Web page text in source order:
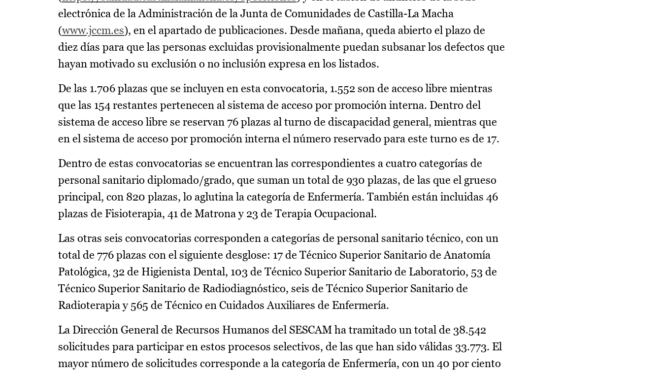
electrónica de la Administración de la Junta de Comunidades de Castilla-La Macha
(www.jccm.es), en el apartado de publicaciones. Desde mañana, queda abierto el plazo de
diez días para que las personas excluidas provisionalmente puedan subsanar los defectos que
hayan motivado su exclusión o no inclusión expresa en los listados.
De las 1.706 plazas que se incluyen en esta convocatoria, 1.552 son de acceso libre mientras
que las 154 restantes pertenecen al sistema de acceso por promoción interna. Dentro del
sistema de acceso libre se reservan 76 plazas al turno de discapacidad general, mientras que
en el sistema de acceso por promoción interna el número reservado para este turno es de 17.
Dentro de estas convocatorias se encuentran las correspondientes a cuatro categorías de
personal sanitario diplomado/grado, que suman un total de 930 plazas, de las que el grueso
principal, con 820 plazas, lo aglutina la categoría de Enfermería. También están incluidas 46
plazas de Fisioterapia, 41 de Matrona y 23 de Terapia Ocupacional.
Las otras seis convocatorias corresponden a categorías de personal sanitario técnico, con un
total de 776 plazas con el siguiente desglose: 17 de Técnico Superior Sanitario de Anatomía
Patológica, 32 de Higienista Dental, 103 de Técnico Superior Sanitario de Laboratorio, 53 de
Técnico Superior Sanitario de Radiodiagnóstico, seis de Técnico Superior Sanitario de
Radioterapia y 565 de Técnico en Cuidados Auxiliares de Enfermería.
La Dirección General de Recursos Humanos del SESCAM ha tramitado un total de 38.542
solicitudes para participar en estos procesos selectivos, de las que han sido válidas 33.773. El
mayor número de solicitudes corresponde a la categoría de Enfermería, con un 40 por ciento